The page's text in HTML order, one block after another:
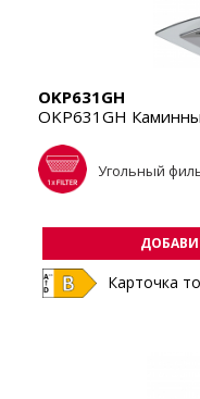
OKP631GH
OKP631GH
Угольный
Карточка